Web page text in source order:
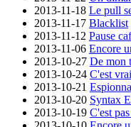
2013-11-18 Le pull
2013-11-17 Blacklist
2013-11-12 Pause
2013-11-06 Encore
2013-10-27 De mon
2013-10-24 C'est
2013-10-21
2013-10-20 Syntax
2013-10-19 C'est